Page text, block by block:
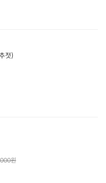
젓)
원